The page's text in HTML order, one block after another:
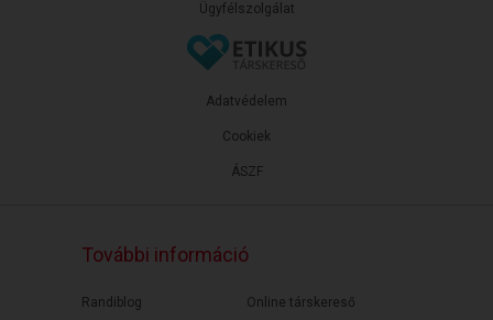
Ügyfélszolgálat
ÁSZF
Adatvédelem
Cookiek
További információ
Randiblog
Online társkereső